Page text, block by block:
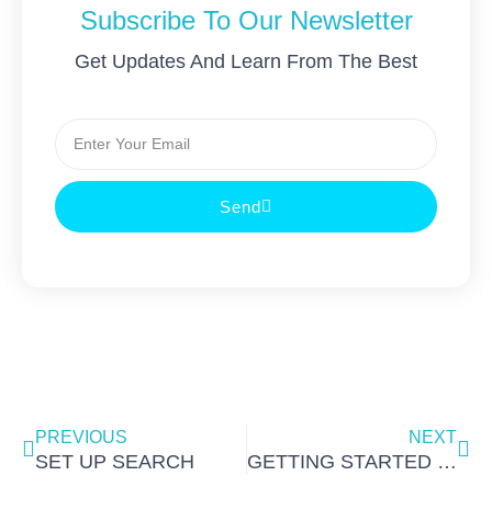
Subscribe To Our Newsletter
Get Updates And Learn From The Best
Send
PREVIOUS
SET UP SEARCH
NEXT
GETTING STARTED WITH GEARLAUNCH